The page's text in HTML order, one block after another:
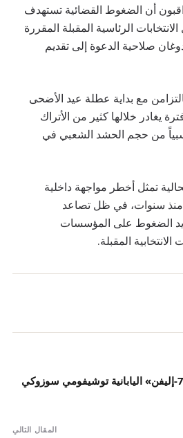
أن الضغوط القضائية تستهدف
الرئاسية المقبلة المقررة
أردوغان صلاحية الدعوة إلى تقديم
مع بداية عطلة عيد الأضحى
يغادر خلالها كثير من الأتراك
من حجم الحشد الشعبي في
تمثل أخطر مواجهة داخلية
منذ سنوات، في ظل تصاعد
الضغوط على المؤسسات
المقبلة.
وفاة مؤسس إمبراطورية «7-إليفن» اليابانية توشيفومي سوزوكي
المقال التالي